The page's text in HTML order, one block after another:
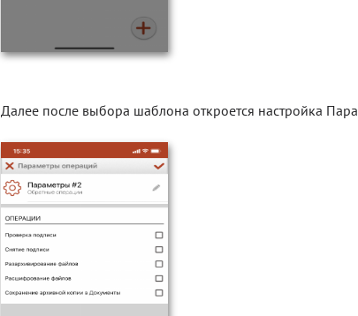
Далее после выбора шаблона откроется настройка